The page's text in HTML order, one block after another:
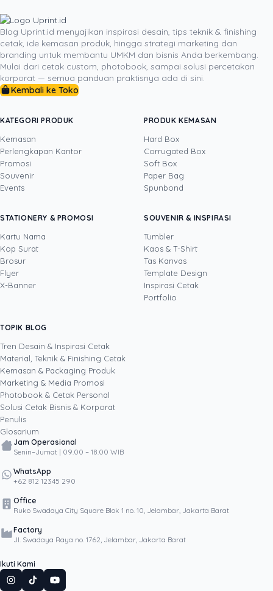
sekolah, atau katalog ringkas usaha kuliner, jangan
mulai dari desain saja. Mulailah dari cara menu itu akan
dipakai di tangan pelanggan. Dari sana, spesifikasi yang
tepat akan terasa jauh lebih mudah diputuskan. Bila
ingin hasil yang lebih aman sejak tahap awal,
konsultasikan ukuran, bahan, proof, dan finishing ke tim
mendukung citra bisnis Anda di meja pelanggan.
DITULIS OLEH
Video Editor yang berfokus pada pembuatan
konten digital kreatif untuk media sosial dan
kebutuhan pemasaran. Di Uprint.id, ia
memproduksi video, fotografi produk, dan
konten visual seputar dunia percetakan, mulai
dari kemasan, stiker, dan banner hingga
merchandise, sambil terus mengembangkan
menarik perhatian, layak dibagikan, dan
membantu bisnis bertumbuh melalui kekuatan
kreativitas serta media digital.
Lihat semua penulis
Popular
Blog Uprint.id menyajikan inspirasi desain, tips teknik & finishing
cetak, ide kemasan produk, hingga strategi marketing dan
branding untuk membantu UMKM dan bisnis Anda berkembang.
Mulai dari cetak custom, photobook, sampai solusi percetakan
korporat — semua panduan praktisnya ada di sini.
Kembali ke Toko
KATEGORI PRODUK
Kemasan
Perlengkapan Kantor
Promosi
Souvenir
Events
PRODUK KEMASAN
Hard Box
Corrugated Box
Soft Box
Paper Bag
Spunbond
STATIONERY & PROMOSI
Kartu Nama
Kop Surat
Brosur
Flyer
X-Banner
SOUVENIR & INSPIRASI
Tumbler
Kaos & T-Shirt
Tas Kanvas
Template Design
Inspirasi Cetak
Portfolio
TOPIK BLOG
Tren Desain & Inspirasi Cetak
Material, Teknik & Finishing Cetak
Kemasan & Packaging Produk
Marketing & Media Promosi
Photobook & Cetak Personal
Solusi Cetak Bisnis & Korporat
Penulis
Glosarium
Jam Operasional
Senin–Jumat | 09.00 – 18.00 WIB
WhatsApp
+62 812 12345 290
Office
Ruko Swadaya City Square Blok 1 no. 10, Jelambar, Jakarta Barat
Factory
Jl. Swadaya Raya no. 1762, Jelambar, Jakarta Barat
Ikuti Kami